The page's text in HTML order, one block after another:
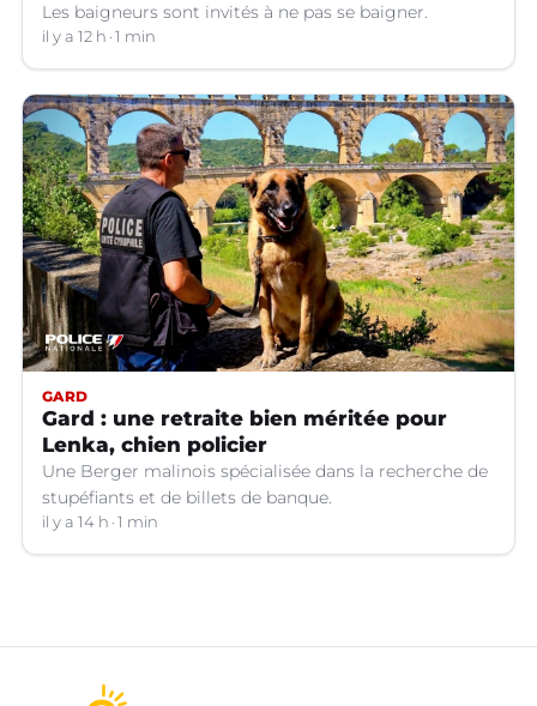
Les baigneurs sont invités à ne pas se baigner.
il y a 12 h 1 min
GARD
Gard : une retraite bien méritée pour
Lenka, chien policier
Une Berger malinois spécialisée dans la recherche de
stupéfiants et de billets de banque.
il y a 14 h 1 min